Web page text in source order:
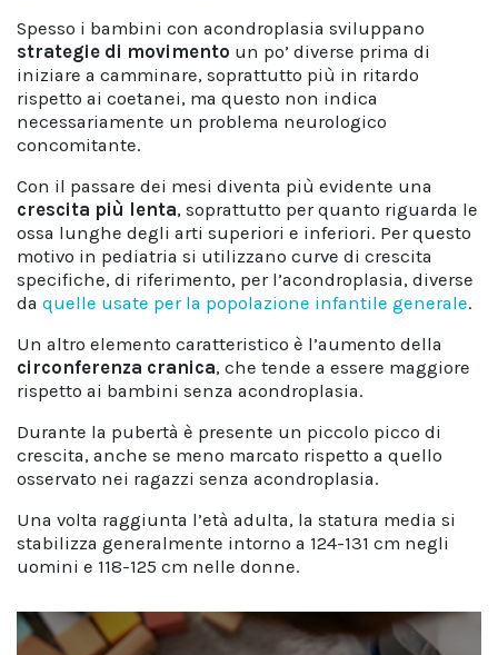
Spesso i bambini con acondroplasia sviluppano
strategie di movimento un po’ diverse prima di
iniziare a camminare, soprattutto più in ritardo
rispetto ai coetanei, ma questo non indica
necessariamente un problema neurologico
concomitante.
Con il passare dei mesi diventa più evidente una
crescita più lenta, soprattutto per quanto riguarda le
ossa lunghe degli arti superiori e inferiori. Per questo
motivo in pediatria si utilizzano curve di crescita
specifiche, di riferimento, per l’acondroplasia, diverse
da quelle usate per la popolazione infantile generale.
Un altro elemento caratteristico è l’aumento della
circonferenza cranica, che tende a essere maggiore
rispetto ai bambini senza acondroplasia.
Durante la pubertà è presente un piccolo picco di
crescita, anche se meno marcato rispetto a quello
osservato nei ragazzi senza acondroplasia.
Una volta raggiunta l’età adulta, la statura media si
stabilizza generalmente intorno a 124-131 cm negli
uomini e 118-125 cm nelle donne.